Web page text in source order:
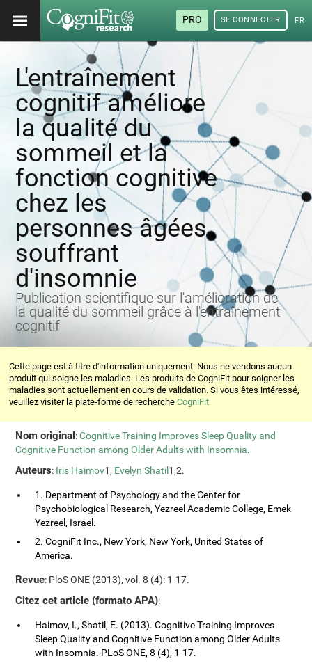
PRO SE CONNECTER
L'entraînement
cognitif améliore
la qualité du
sommeil et la
fonction cognitive
chez les
personnes âgées
souffrant
d'insomnie
Publication scientifique sur l'amélioration de
la qualité du sommeil grâce à l'entraînement
cognitif
Cette page est à titre d'information uniquement. Nous ne vendons aucun
produit qui soigne les maladies. Les produits de CogniFit pour soigner les
maladies sont actuellement en cours de validation. Si vous êtes intéressé,
veuillez visiter la plate-forme de rechercheCogniFit
Nom original:Cognitive Training Improves Sleep Quality and
Cognitive Function among Older Adults with Insomnia.
Auteurs: Iris Haimov1, Evelyn Shatil 1,2.
1. Department of Psychology and the Center for
Psychobiological Research, Yezreel Academic College, Emek
Yezreel, Israel.
2. CogniFit Inc., New York, New York, United States of
America.
Revue: PloS ONE (2013), vol. 8 (4): 1-17.
Citez cet article (formato APA):
Haimov, I., Shatil, E. (2013). Cognitive Training Improves
Sleep Quality and Cognitive Function among Older Adults
with Insomnia. PLoS ONE, 8 (4), 1-17.